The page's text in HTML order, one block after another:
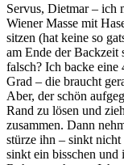
Servus, Dietmar – ich
Wiener Masse mit
sitzen (hat keine so
am Ende der Backzeit
falsch? Ich backe
Grad – die braucht
Aber, der schön
Rand zu lösen und
zusammen. Dann
stürze ihn – sinkt
sinkt ein bisschen